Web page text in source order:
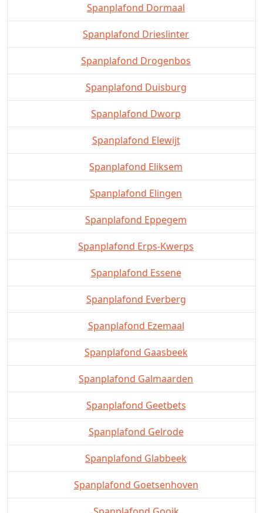
Spanplafond Dormaal
Spanplafond Drieslinter
Spanplafond Drogenbos
Spanplafond Duisburg
Spanplafond Dworp
Spanplafond Elewijt
Spanplafond Eliksem
Spanplafond Elingen
Spanplafond Eppegem
Spanplafond Erps-Kwerps
Spanplafond Essene
Spanplafond Everberg
Spanplafond Ezemaal
Spanplafond Gaasbeek
Spanplafond Galmaarden
Spanplafond Geetbets
Spanplafond Gelrode
Spanplafond Glabbeek
Spanplafond Goetsenhoven